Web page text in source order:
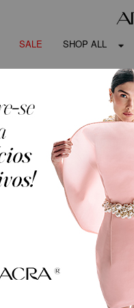
SALE SHOP ALL